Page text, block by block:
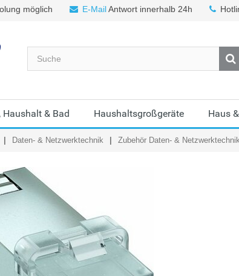
möglich E-MailAntwort innerhalb 24h
Haushalt & Bad Haushaltsgroßgeräte Haus
Daten- & Netzwerktechnik Zubehör Daten- &